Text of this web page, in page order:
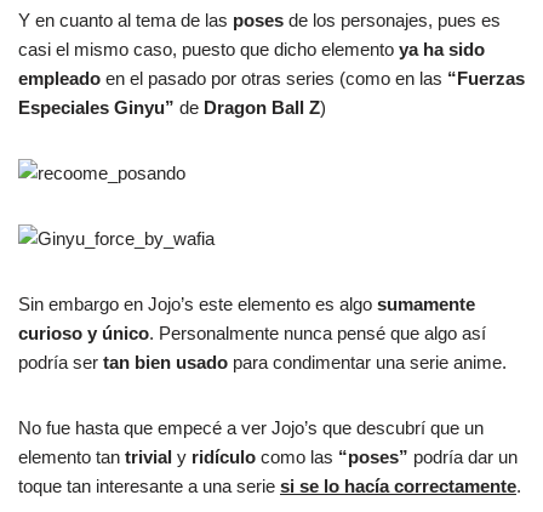
Y en cuanto al tema de las poses de los personajes, pues es
casi el mismo caso, puesto que dicho elemento ya ha sido
empleado en el pasado por otras series (como en las “Fuerzas
Especiales Ginyu” de Dragon Ball Z)
Sin embargo en Jojo’s este elemento es algo sumamente
curioso y único. Personalmente nunca pensé que algo así
podría ser tan bien usado para condimentar una serie anime.
No fue hasta que empecé a ver Jojo’s que descubrí que un
elemento tan trivial y ridículo como las “poses” podría dar un
toque tan interesante a una serie si se lo hacía correctamente.